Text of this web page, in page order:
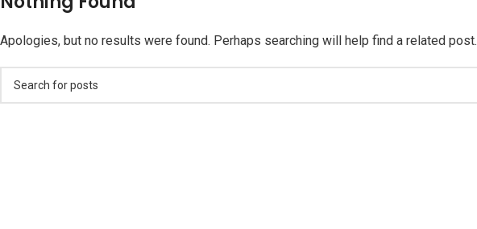
Apologies, but no results were found. Perhaps searching will help find a related post.